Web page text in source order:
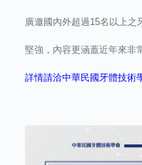
廣邀國內外超過15名以上
堅強，內容更涵蓋近年來非
詳情請洽中華民國牙體技術